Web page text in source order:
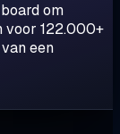
om
voor 122.000+
een